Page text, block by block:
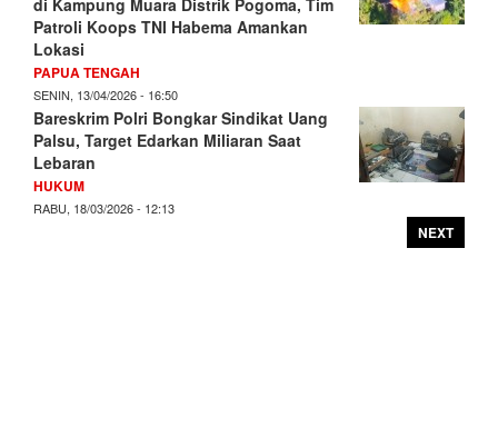
Patroli Koops TNI Habema Amankan
Lokasi
PAPUA TENGAH
SENIN, 13/04/2026 - 16:50
Bareskrim Polri Bongkar Sindikat Uang
Palsu, Target Edarkan Miliaran Saat
Lebaran
HUKUM
RABU, 18/03/2026 - 12:13
NEXT